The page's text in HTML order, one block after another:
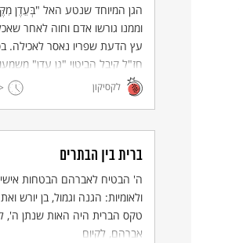
הגן המיוחד שנטע האל "בְּעֵדֶן
וממנו גורשו אדם וחוה לאחר
עץ הדעת שפריו נאסר לאכילה.
חז"ל קיבל הביטוי "גן עדן"
מקום השלווה וחיי הנצח. ובלשון
החדשה מציין הביטוי שלמות.
לקסיקון 1
ברית בין הבתרים
ה' הבטיח לאברהם הבטחות
ולאומיות: הגנה וגמול, בן יורש
טקס הברית היה האות שנתן ה',
אברהם, לקיום